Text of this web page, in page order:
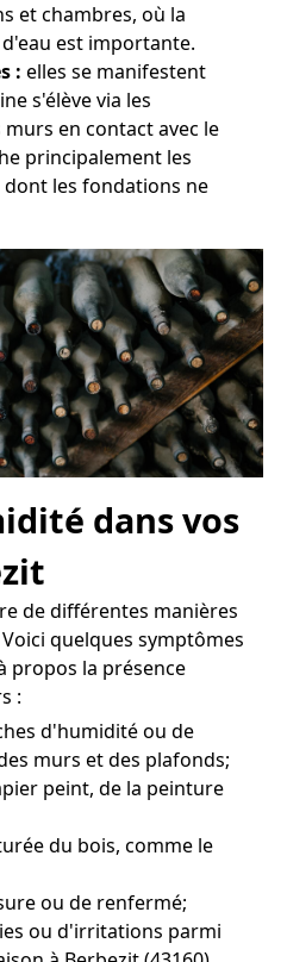
et chambres, où la
est importante.
: elles se manifestent
s'élève via les
en contact avec le
principalement les
les fondations ne
dans vos
de différentes manières
quelques symptômes
propos la présence
:
d'humidité ou de
murs et des plafonds;
peint, de la peinture
du bois, comme le
ou de renfermé;
ou d'irritations parmi